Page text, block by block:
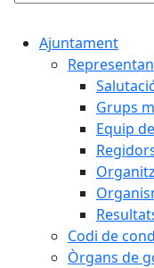
Cercar:
Ajuntament
Grups
Equip
Codi de
Òrgans de